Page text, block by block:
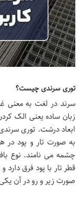
توری سرندی چیست؟
سرند در لغت به معنی
زبان ساده یعنی الک
ابعاد درشت. توری
به صورت تار و پود در
چشمه می نامند. نوع
قطر تار با پود فرق دارد
صورت زیر و رو در آن